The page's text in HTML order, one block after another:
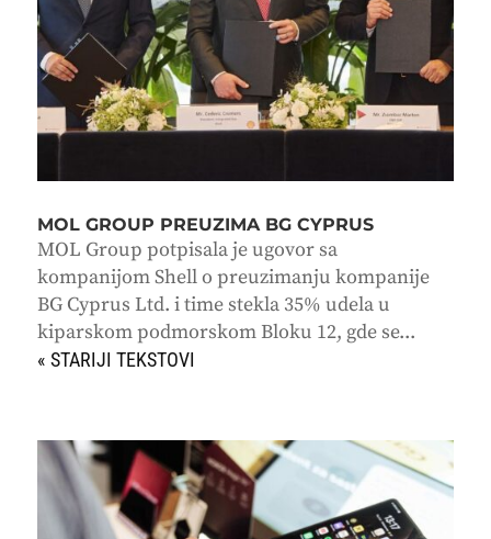
MOL GROUP PREUZIMA BG CYPRUS
MOL Group potpisala je ugovor sa
kompanijom Shell o preuzimanju kompanije
BG Cyprus Ltd. i time stekla 35% udela u
kiparskom podmorskom Bloku 12, gde se...
« STARIJI UNOSI